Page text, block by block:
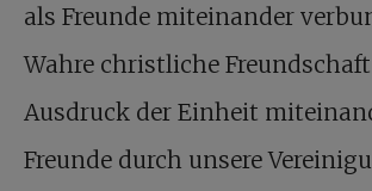
als Freunde miteinander
Wahre christliche
Ausdruck der Einheit
Freunde durch unsere